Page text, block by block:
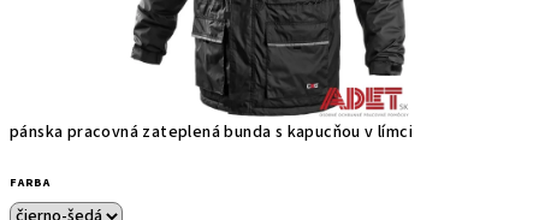
pánska pracovná zateplená bunda s kapucňou v límci
FARBA